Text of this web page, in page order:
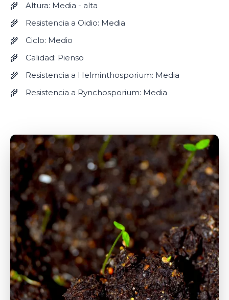
Altura: Media - alta
Resistencia a Oidio: Media
Ciclo: Medio
Calidad: Pienso
Resistencia a Helminthosporium: Media
Resistencia a Rynchosporium: Media